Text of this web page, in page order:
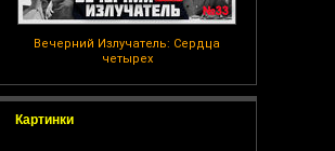
Вечерний Излучатель: Сердца
четырех
Картинки